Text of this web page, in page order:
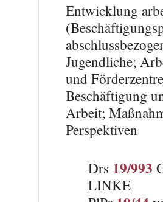
Entwicklung
Jugendliche;
und
Beschäftigung
Arbeit;
Perspektiven
Drs 19/993
LINKE